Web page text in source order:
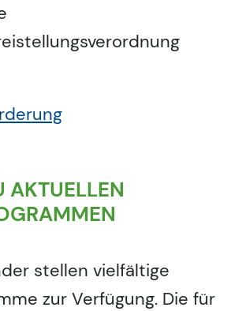
AKTUELLEN
stellen vielfältige
zur Verfügung. Die für